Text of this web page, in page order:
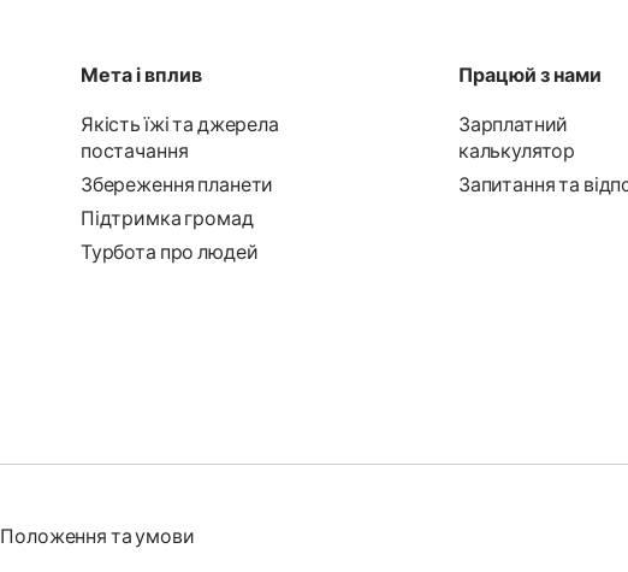
Мета і вплив
Якість їжі та джерела
постачання
Збереження планети
Підтримка громад
Турбота про людей
Працюй з нами
Зарплатний
калькулятор
Запитання та
Положення та умови